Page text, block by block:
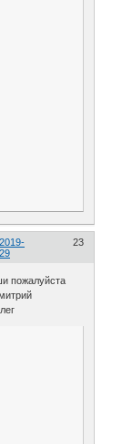
23
2019-
пожалуйста